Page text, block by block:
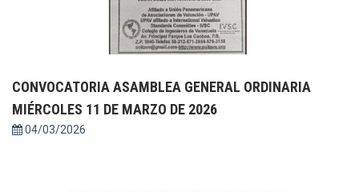
CONVOCATORIA ASAMBLEA GENERAL ORDINARIA
MIÉRCOLES 11 DE MARZO DE 2026
04/03/2026